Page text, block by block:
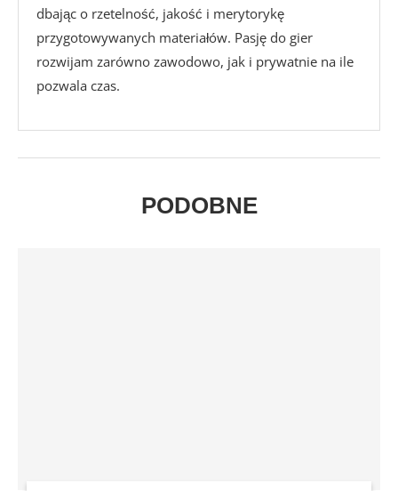
dbając o rzetelność, jakość i merytorykę
przygotowywanych materiałów. Pasję do gier
rozwijam zarówno zawodowo, jak i prywatnie na ile
pozwala czas.
PODOBNE